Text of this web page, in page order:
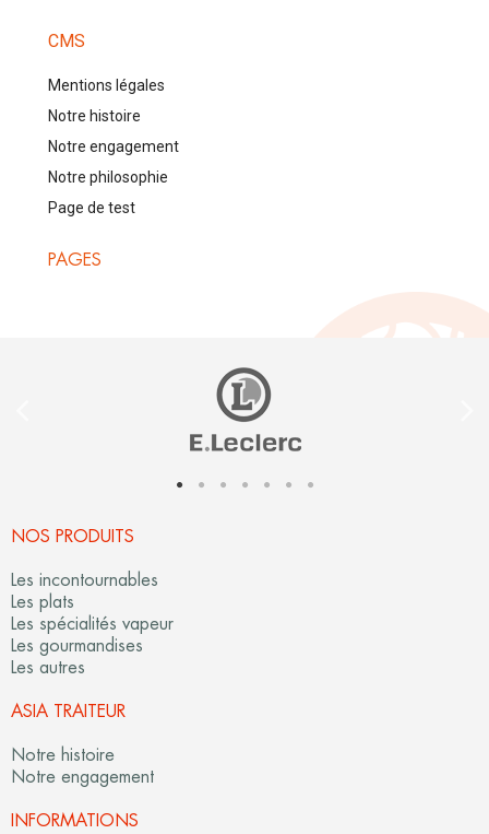
CMS
Mentions légales
Notre histoire
Notre engagement
Notre philosophie
Page de test
PAGES
NOS PRODUITS
Les incontournables
Les plats
Les spécialités vapeur
Les gourmandises
Les autres
ASIA TRAITEUR​
Notre histoire
Notre engagement
INFORMATIONS